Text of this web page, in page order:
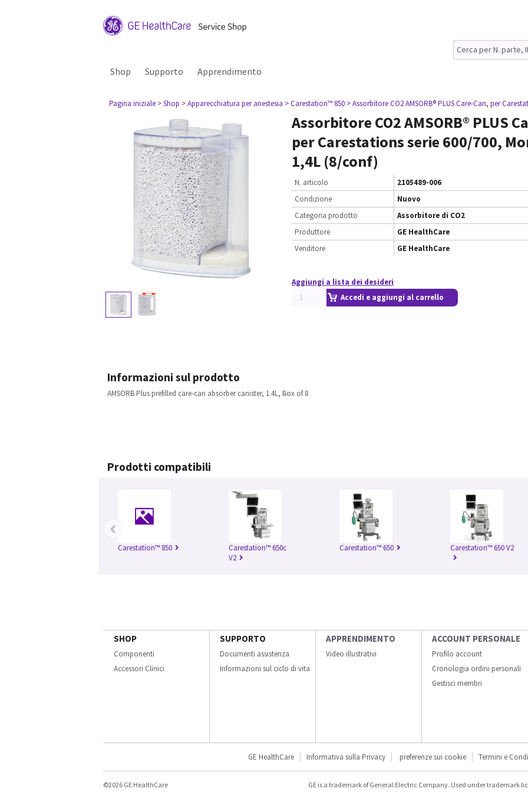
Shop Supporto Apprendimento
Pagina iniziale > Shop > Apparecchiatura per anestesia > Carestation™ 850 > Assorbitore CO2 AMSORB® PLUS Care-Can, per
Assorbitore CO2 AMSORB® PLUS
per Carestations serie 600/700,
1,4L (8/conf)
N. articolo
2105489-006
Condizione
Nuovo
Categoria prodotto
Assorbitore di CO2
Produttore
GE HealthCare
Venditore
GE HealthCare
Aggiungi a lista dei desideri
Accedi e aggiungi al carrello
Informazioni sul prodotto
AMSORB Plus prefilled care-can absorber canister, 1.4L, Box of 8
Prodotti compatibili
Carestation™ 850
Carestation™ 650c
V2
Carestation™ 650 Carestation™ 650 V2
‹
SHOP
Componenti
Accessori Clinici
SUPPORTO
Documenti assistenza
Informazioni sul ciclo di vita
APPRENDIMENTO
Video illustrativi
ACCOUNT PERSONALE
Profilo account
Cronologia ordini personali
Gestisci membri
GE HealthCare Informativa sulla Privacy preferenze sui cookie Termini e
©2026 GE HealthCare GE is a trademark of General Electric Company. Used under trademark